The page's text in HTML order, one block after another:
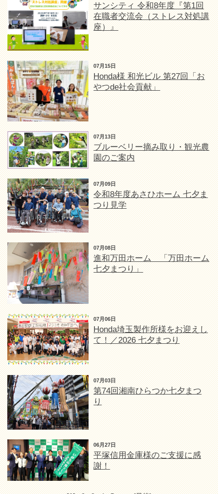
サンシティ 令和8年度『第1回
在職者交流会（ストレス対処講
座）』
07月15日
Honda様 和光ビル 第27回「お
やつde社会貢献」
07月13日
ブルーベリー摘み取り・観光農
園のご案内
07月09日
令和8年度あさひホーム 七夕ま
つり見学
07月08日
進和万田ホーム 「万田ホーム
七夕まつり」
07月06日
Honda埼玉製作所様をお迎えし
て！／2026 七夕まつり
07月03日
第74回湘南ひらつか七夕まつ
り
06月27日
平塚信用金庫様のご支援に感
謝！